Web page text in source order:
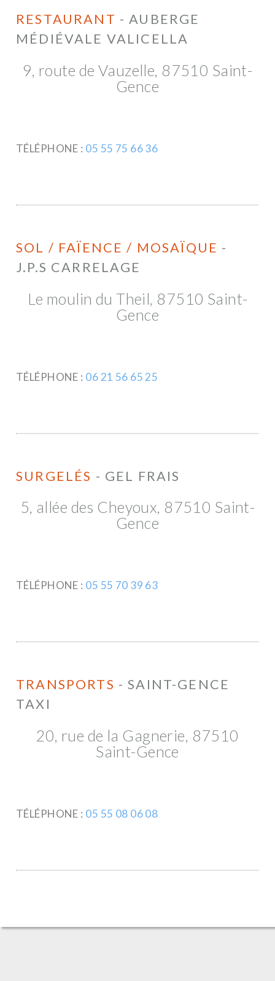
RESTAURANT - AUBERGE
MÉDIÉVALE VALICELLA
9, route de Vauzelle, 87510 Saint-
Gence
TÉLÉPHONE : 05 55 75 66 36
SOL / FAÏENCE / MOSAÏQUE -
J.P.S CARRELAGE
Le moulin du Theil, 87510 Saint-
Gence
TÉLÉPHONE : 06 21 56 65 25
SURGELÉS - GEL FRAIS
5, allée des Cheyoux, 87510 Saint-
Gence
TÉLÉPHONE : 05 55 70 39 63
TRANSPORTS - SAINT-GENCE
TAXI
20, rue de la Gagnerie, 87510
Saint-Gence
TÉLÉPHONE : 05 55 08 06 08